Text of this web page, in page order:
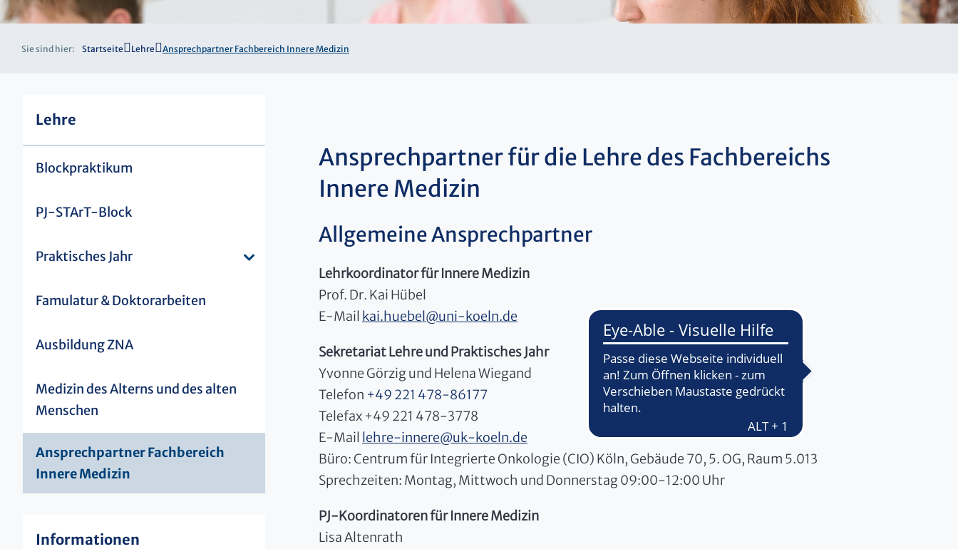
Sie sind hier: Startseite Lehre Ansprechpartner Fachbereich Innere Medizin
Lehre
Blockpraktikum
PJ-STArT-Block
Praktisches Jahr
Famulatur & Doktorarbeiten
Ausbildung ZNA
Medizin des Alterns und des alten
Menschen
Ansprechpartner Fachbereich
Innere Medizin
Informationen
Ansprechpartner für die Lehre des Fachbereichs
Innere Medizin
Allgemeine Ansprechpartner
Lehrkoordinator für Innere Medizin
Prof. Dr. Kai Hübel
E-Mail kai.huebel@uni-koeln.de
Sekretariat Lehre und Praktisches Jahr
Yvonne Görzig und Helena Wiegand
Telefon +49 221 478-86177
Telefax +49 221 478-3778
E-Mail lehre-innere@uk-koeln.de
Büro: Centrum für Integrierte Onkologie (CIO) Köln, Gebäude 70, 5. OG, Raum 5.013
Sprechzeiten: Montag, Mittwoch und Donnerstag 09:00-12:00 Uhr
PJ-Koordinatoren für Innere Medizin
Lisa Altenrath